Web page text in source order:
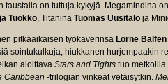
taustalla on tuttuja kykyjä. Megamindina on
Tuokko, Titanina Tuomas Uusitalo ja
pitkäaikaisen työkaverinsa Lorne Balfen
sointukulkuja, hiukkanen hurjempaakin
aloittava Stars and Tights tuo
Caribbean -trilogian vinkeät vetäisytkin.